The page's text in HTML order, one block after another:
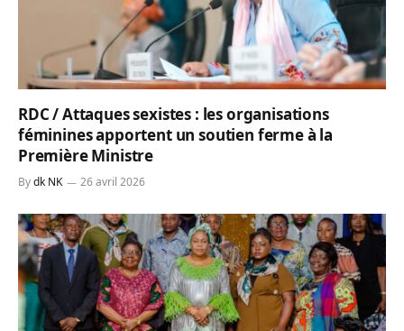
RDC / Attaques sexistes : les organisations
féminines apportent un soutien ferme à la
Première Ministre
Bydk NK 26 avril 2026